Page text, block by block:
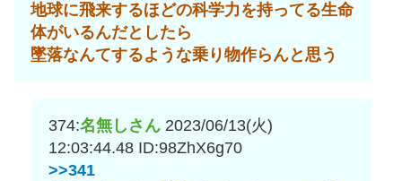
地球に飛来するほどの科学力を持ってる生命
体がいるんだとしたら
墜落なんてするような乗り物作らんと思う
374:名無しさん 2023/06/13(火)
12:03:44.48 ID:98ZhX6g70
>>341